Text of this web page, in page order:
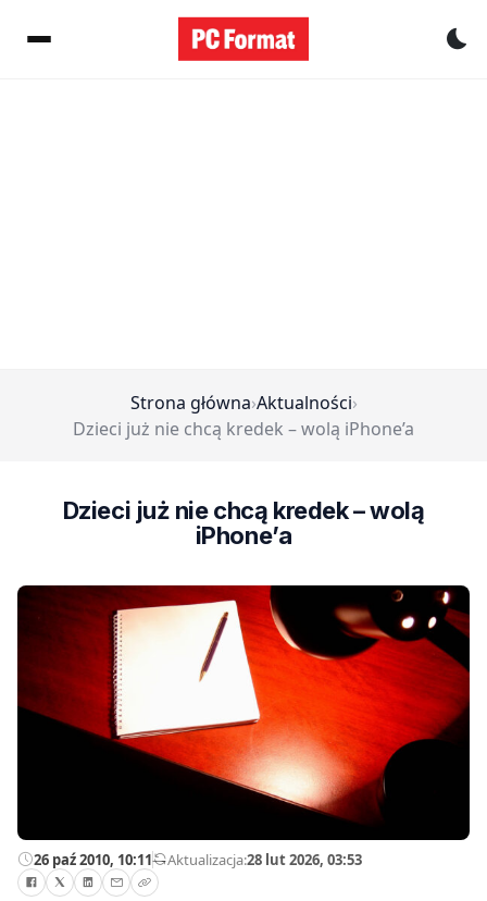
Strona główna›Aktualności›
Dzieci już nie chcą kredek – wolą iPhone’a
Dzieci już nie chcą kredek – wolą
iPhone’a
26 paź 2010, 10:11—Aktualizacja:28 lut 2026, 03:53